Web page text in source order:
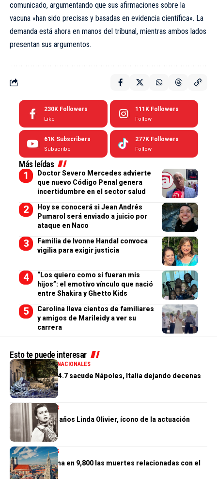
comunicado, argumentando que sus afirmaciones sobre la
vacuna «han sido precisas y basadas en evidencia científica». La
demanda está ahora en manos del tribunal, mientras ambos lados
presentan sus argumentos.
230K Followers
Like
111K Followers
Follow
61K Subscribers
Subscribe
277K Followers
Follow
Más leídas
Doctor Severo Mercedes advierte
que nuevo Código Penal genera
incertidumbre en el sector salud
Hoy se conocerá si Jean Andrés
Pumarol será enviado a juicio por
ataque en Naco
Familia de Ivonne Handal convoca
vigilia para exigir justicia
“Los quiero como si fueran mis
hijos”: el emotivo vínculo que nació
entre Shakira y Ghetto Kids
Carolina lleva cientos de familiares
y amigos de Marileidy a ver su
carrera
Esto te puede interesar
GENERALESINTERNACIONALES
Terremoto de 4.7 sacude Nápoles, Italia dejando decenas
de heridos
INTERNACIONALES
Muere a los 97 años Linda Olivier, ícono de la actuación
venezolana
INTERNACIONALES
Alemania estima en 9,800 las muertes relacionadas con el
calor